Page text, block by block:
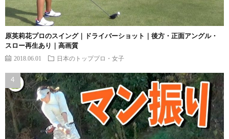
原英莉花プロのスイング｜ドライバーショット｜後方・正面アングル・
スロー再生あり｜高画質
2018.06.01 日本のトッププロ・女子